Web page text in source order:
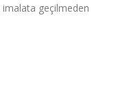
geçilmeden